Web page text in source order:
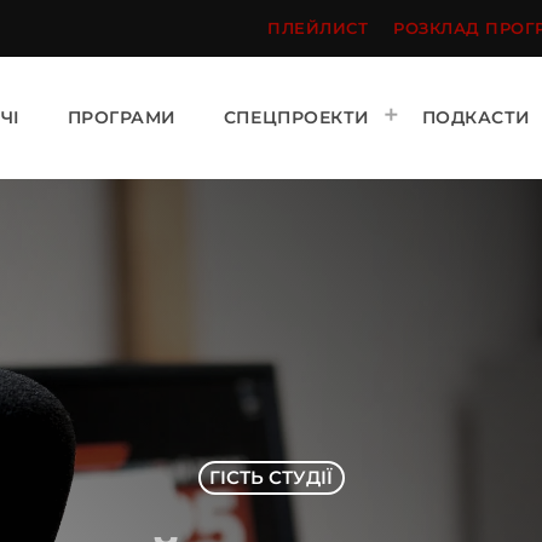
ПЛЕЙЛИСТ РОЗКЛАД
ПРОГРАМИ СПЕЦПРОЕКТИ ПОДКАСТИ
ГІСТЬ СТУДІЇ